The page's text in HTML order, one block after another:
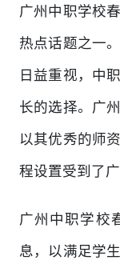
广州中职学校
热点话题之一
日益重视，中
长的选择。广
以其优秀的师
程设置受到了
广州中职学校
息，以满足学